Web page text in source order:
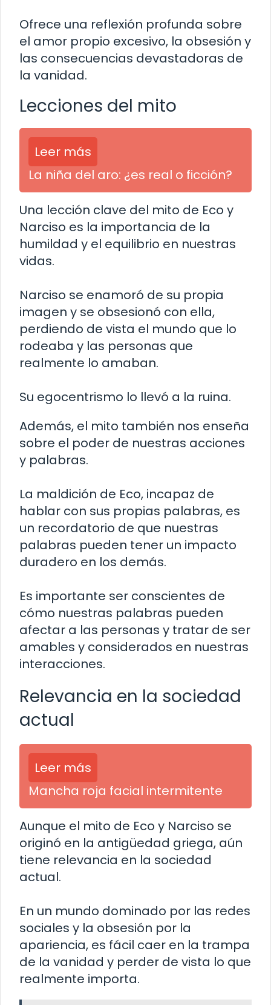
Ofrece una reflexión profunda sobre
el amor propio excesivo, la obsesión y
las consecuencias devastadoras de
la vanidad.
Lecciones del mito
Leer más
La niña del aro: ¿es real o ficción?
Una lección clave del mito de Eco y
Narciso es la importancia de la
humildad y el equilibrio en nuestras
vidas.
Narciso se enamoró de su propia
imagen y se obsesionó con ella,
perdiendo de vista el mundo que lo
rodeaba y las personas que
realmente lo amaban.
Su egocentrismo lo llevó a la ruina.
Además, el mito también nos enseña
sobre el poder de nuestras acciones
y palabras.
La maldición de Eco, incapaz de
hablar con sus propias palabras, es
un recordatorio de que nuestras
palabras pueden tener un impacto
duradero en los demás.
Es importante ser conscientes de
cómo nuestras palabras pueden
afectar a las personas y tratar de ser
amables y considerados en nuestras
interacciones.
Relevancia en la sociedad
actual
Leer más
Mancha roja facial intermitente
Aunque el mito de Eco y Narciso se
originó en la antigüedad griega, aún
tiene relevancia en la sociedad
actual.
En un mundo dominado por las redes
sociales y la obsesión por la
apariencia, es fácil caer en la trampa
de la vanidad y perder de vista lo que
realmente importa.